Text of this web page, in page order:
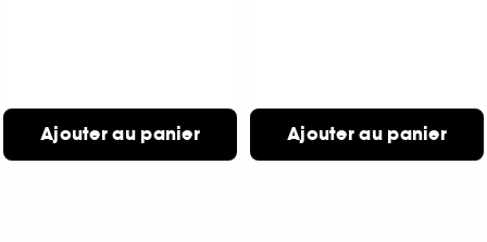
Ajouter au panier Ajouter au panier